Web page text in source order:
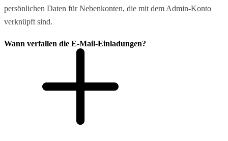
persönlichen Daten für Nebenkonten, die mit dem Admin-Konto
verknüpft sind.
Wann verfallen die E-Mail-Einladungen?